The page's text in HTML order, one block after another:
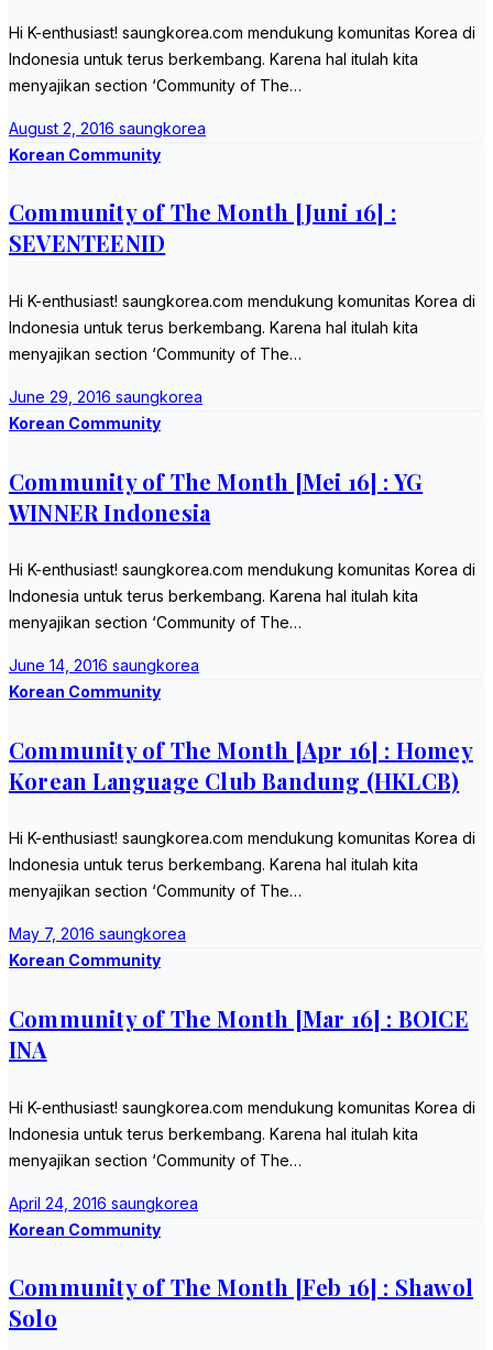
Hi K-enthusiast! saungkorea.com mendukung komunitas Korea di
Indonesia untuk terus berkembang. Karena hal itulah kita
menyajikan section ‘Community of The…
August 2, 2016 saungkorea
Korean Community
Community of The Month [Juni 16] :
SEVENTEENID
Hi K-enthusiast! saungkorea.com mendukung komunitas Korea di
Indonesia untuk terus berkembang. Karena hal itulah kita
menyajikan section ‘Community of The…
June 29, 2016 saungkorea
Korean Community
Community of The Month [Mei 16] : YG
WINNER Indonesia
Hi K-enthusiast! saungkorea.com mendukung komunitas Korea di
Indonesia untuk terus berkembang. Karena hal itulah kita
menyajikan section ‘Community of The…
June 14, 2016 saungkorea
Korean Community
Community of The Month [Apr 16] : Homey
Korean Language Club Bandung (HKLCB)
Hi K-enthusiast! saungkorea.com mendukung komunitas Korea di
Indonesia untuk terus berkembang. Karena hal itulah kita
menyajikan section ‘Community of The…
May 7, 2016 saungkorea
Korean Community
Community of The Month [Mar 16] : BOICE
INA
Hi K-enthusiast! saungkorea.com mendukung komunitas Korea di
Indonesia untuk terus berkembang. Karena hal itulah kita
menyajikan section ‘Community of The…
April 24, 2016 saungkorea
Korean Community
Community of The Month [Feb 16] : Shawol
Solo